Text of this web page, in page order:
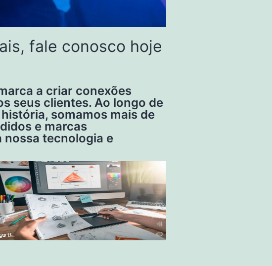
fale conosco hoje
a criar conexões
seus clientes. Ao longo de
somamos mais de
e marcas
tecnologia e